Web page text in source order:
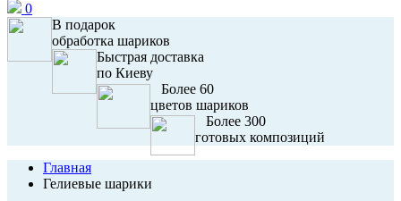
0
В подарок
обработка шариков
Быстрая доставка
по Киеву
Более 60
цветов шариков
Более 300
готовых композиций
Главная
Гелиевые шарики